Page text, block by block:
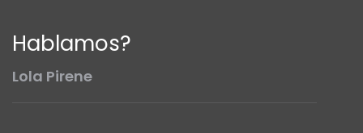
Hablamos?
Lola Pirene